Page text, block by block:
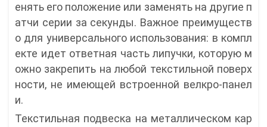
енять его положение или заменять на другие п
атчи серии за секунды. Важное преимуществ
о для универсального использования: в компл
екте идет ответная часть липучки, которую м
ожно закрепить на любой текстильной поверх
ности, не имеющей встроенной велкро-панел
и.
Текстильная подвеска на металлическом кар